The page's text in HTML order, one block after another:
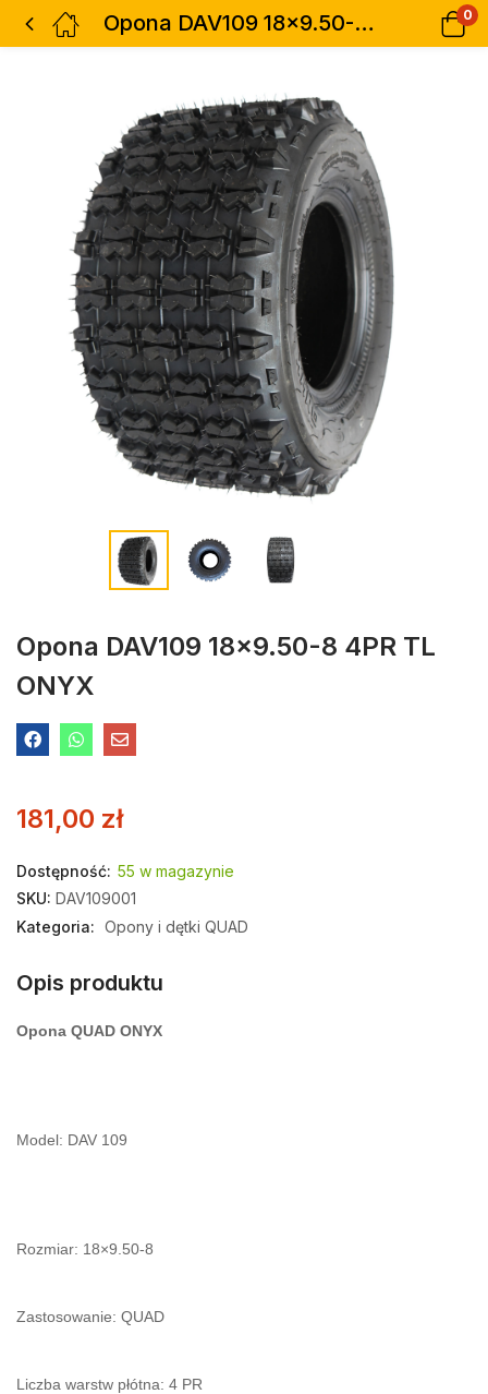
Opona DAV109 18×9.50-8 4PR TL ONYX 0
Opona DAV109 18×9.50-8 4PR TL
ONYX
181,00 zł
Dostępność: 55 w magazynie
SKU: DAV109001
Kategoria: Opony i dętki QUAD
Opis produktu
Opona QUAD ONYX
Model: DAV 109
Rozmiar: 18×9.50-8
Zastosowanie: QUAD
Liczba warstw płótna: 4 PR